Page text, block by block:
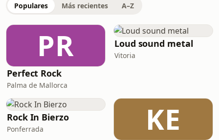
Populares Más recientes A–Z
PR
Perfect Rock
Palma de Mallorca
Loud sound metal
Vitoria
Rock In Bierzo
Ponferrada KE